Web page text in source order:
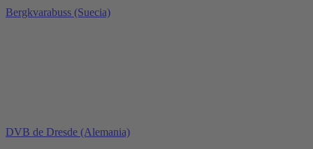
Bergkvarabuss (Suecia)
DVB de Dresde (Alemania)